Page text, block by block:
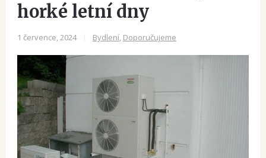
horké letní dny
1 července, 2024 Bydlení, Doporučujeme